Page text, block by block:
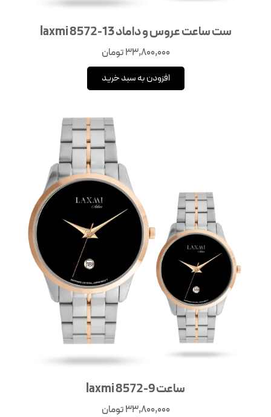
ست ساعت عروس و داماد laxmi 8572-13
33,800,000تومان
افزودن به سبد خرید
ساعت laxmi 8572-9
33,800,000تومان